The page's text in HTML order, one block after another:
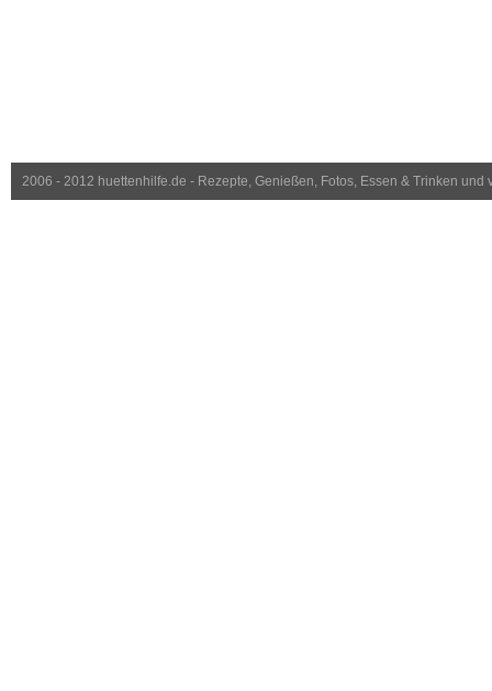
2006 - 2012 huettenhilfe.de - Rezepte, Genießen, Fotos, Essen & Trinken und